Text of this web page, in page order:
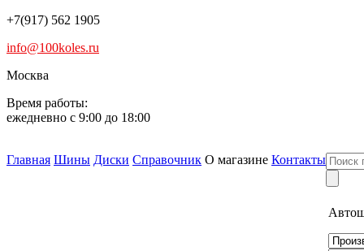
+7(917) 562 1905
info@100koles.ru
Москва
Время работы:
ежедневно с 9:00 до 18:00
Главная Шины Диски Справочник О магазине Контакты